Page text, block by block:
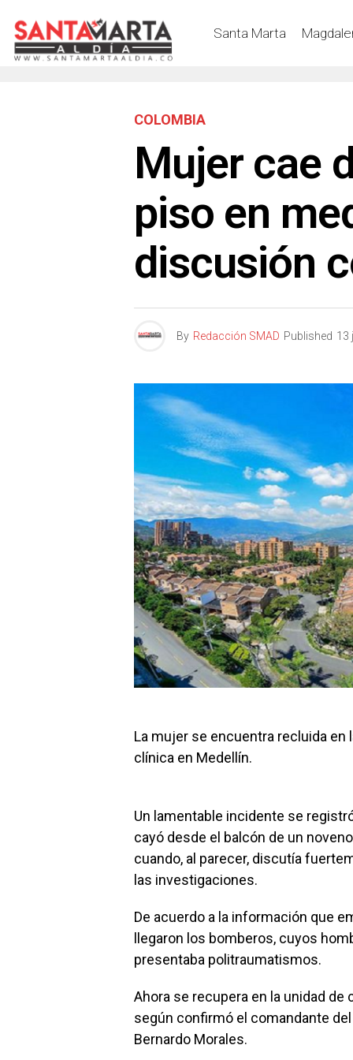
Santa Marta
COLOMBIA
Mujer cae
piso en
discusión
By Redacción SMAD Published 13
La mujer se encuentra recluida en
clínica en Medellín.
Un lamentable incidente se
cayó desde el balcón de un
cuando, al parecer, discutía
las investigaciones.
De acuerdo a la información que
llegaron los bomberos, cuyos
presentaba politraumatismos.
Ahora se recupera en la unidad
según confirmó el comandante
Bernardo Morales.